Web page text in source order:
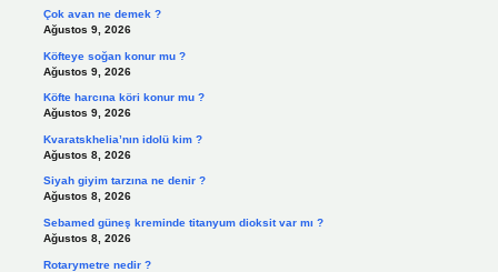
Çok avan ne demek ?
Ağustos 9, 2026
Köfteye soğan konur mu ?
Ağustos 9, 2026
Köfte harcına köri konur mu ?
Ağustos 9, 2026
Kvaratskhelia’nın idolü kim ?
Ağustos 8, 2026
Siyah giyim tarzına ne denir ?
Ağustos 8, 2026
Sebamed güneş kreminde titanyum dioksit var mı ?
Ağustos 8, 2026
Rotarymetre nedir ?